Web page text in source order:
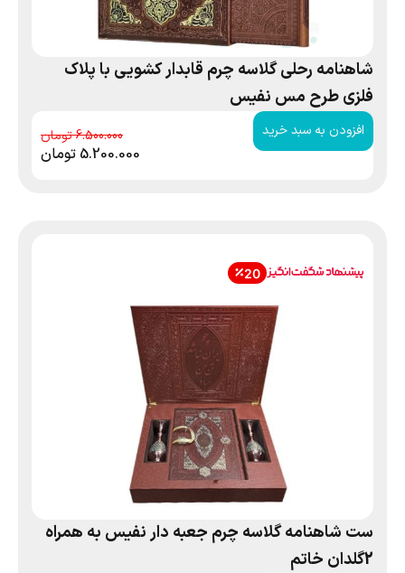
شاهنامه رحلی گلاسه چرم قابدار کشویی با پلاک
فلزی طرح مس نفیس
افزودن به سبد خرید 6.500.000
5.200.000 تومان
20
ست شاهنامه گلاسه چرم جعبه دار نفیس به همراه
2گلدان خاتم